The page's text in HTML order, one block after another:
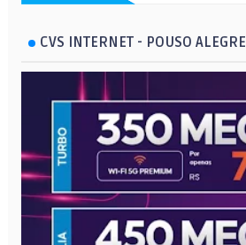
CVS INTERNET - POUSO ALEGRE